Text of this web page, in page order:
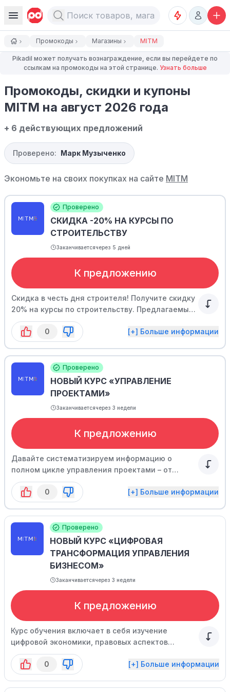
Промокоды Магазины MITM
Pikadil может получать вознаграждение, если вы перейдете по
ссылкам на промокоды на этой странице. Узнать больше
Промокоды, скидки и купоны
MITM на август 2026 года
+ 6 действующих предложений
Проверено: Марк Музыченко
Экономьте на своих покупках на сайте MITM
Проверено
СКИДКА -20% НА КУРСЫ ПО
СТРОИТЕЛЬСТВУ
Заканчиваетсячерез 5 дней
К предложению
Скидка в честь дня строителя! Получите скидку
20% на курсы по строительству. Предлагаемые
курсы ДПО включают в себя обучение по
промышленному и гражданскому
строительству, а также проектированию зданий
и сооружений.
0 [+] Больше информации
Проверено
НОВЫЙ КУРС «УПРАВЛЕНИЕ
ПРОЕКТАМИ»
Заканчиваетсячерез 3 недели
К предложению
Давайте систематизируем информацию о
полном цикле управления проектами – от
планирования и формирования команды до
контроля за выполнением и завершения
проекта, включая взаимодействие с IT-
процессами и облачными технологиями.
0 [+] Больше информации
Проверено
НОВЫЙ КУРС «ЦИФРОВАЯ
ТРАНСФОРМАЦИЯ УПРАВЛЕНИЯ
БИЗНЕСОМ»
Заканчиваетсячерез 3 недели
К предложению
Курс обучения включает в себя изучение
цифровой экономики, правовых аспектов
цифровизации и управления изменениями. По
окончании курса вы умеете успешно
адаптировать бизнес-процессы к современным
стандартам, принимать решения на основе
0 [+] Больше информации